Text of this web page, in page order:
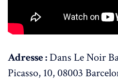
Adresse :Dans Le Noir
Picasso, 10, 08003